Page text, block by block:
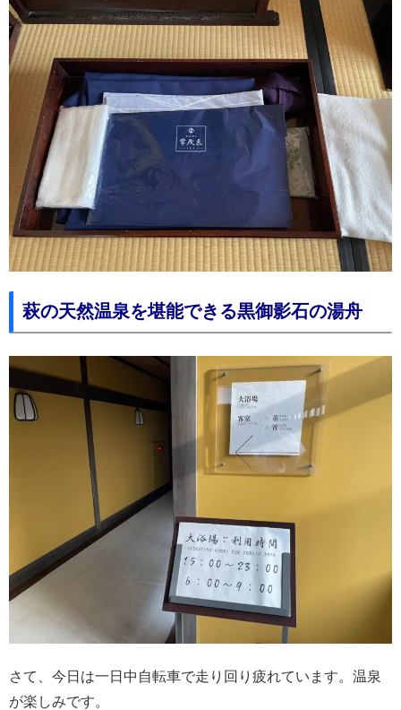
萩の天然温泉を堪能できる黒御影石の湯舟
さて、今日は一日中自転車で走り回り疲れています。温泉
が楽しみです。